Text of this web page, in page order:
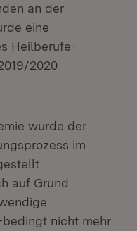
an der
eine
Heilberufe-
2020
wurde der
im
auf Grund
nicht mehr